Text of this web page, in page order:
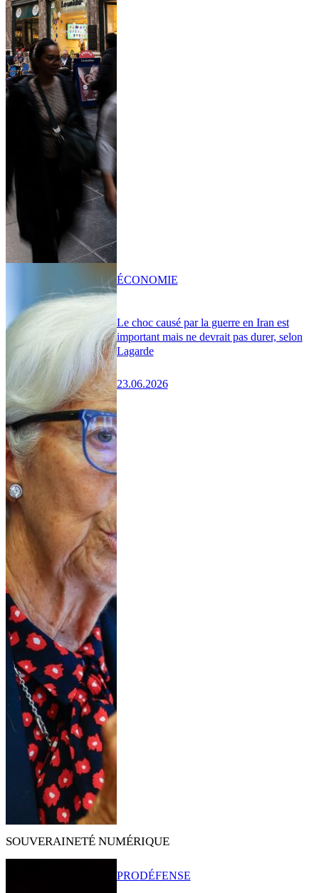
Le choc causé par la guerre en Iran est
important mais ne devrait pas durer, selon
Lagarde
23.06.2026
ÉCONOMIE
SOUVERAINETÉ NUMÉRIQUE
PRODÉFENSE